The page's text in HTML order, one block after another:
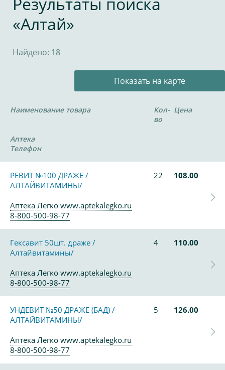
«Алтай»
Найдено: 18
Показать на карте
Наименование товара
Кол-
во
Цена
Аптека
Телефон
РЕВИТ №100 ДРАЖЕ /
АЛТАЙВИТАМИНЫ/
22 108.00
Аптека Легко www.aptekalegko.ru
8-800-500-98-77
Гексавит 50шт. драже /
Алтайвитамины/
4 110.00
Аптека Легко www.aptekalegko.ru
8-800-500-98-77
УНДЕВИТ №50 ДРАЖЕ (БАД) /
АЛТАЙВИТАМИНЫ/
5 126.00
Аптека Легко www.aptekalegko.ru
8-800-500-98-77